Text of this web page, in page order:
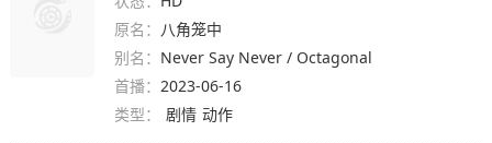
原名： 八角笼中
别名： Never Say Never / Octagonal
首播： 2023-06-16
类型：
剧情 动作